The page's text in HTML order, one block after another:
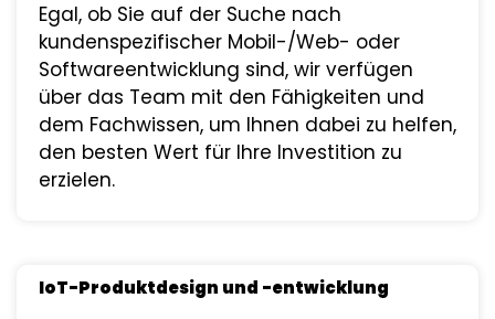
Egal, ob Sie auf der Suche nach
kundenspezifischer Mobil-/Web- oder
Softwareentwicklung sind, wir verfügen
über das Team mit den Fähigkeiten und
dem Fachwissen, um Ihnen dabei zu helfen,
den besten Wert für Ihre Investition zu
erzielen.
IoT-Produktdesign und -entwicklung